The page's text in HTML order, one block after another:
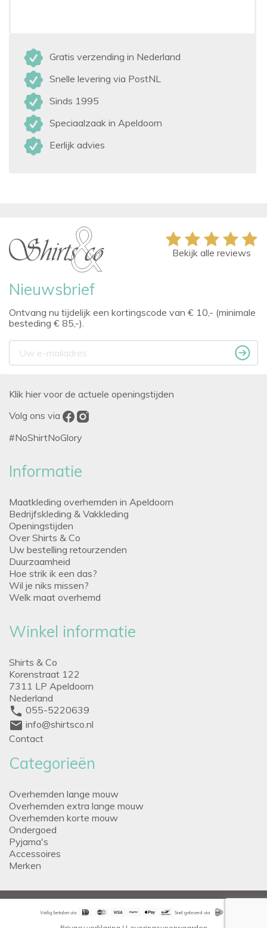
Gratis verzending in Nederland
Snelle levering via PostNL
Sinds 1995
Speciaalzaak in Apeldoorn
Eerlijk advies
Nieuwsbrief
Ontvang nu tijdelijk een kortingscode van € 10,- (minimale
besteding € 85,-).
Bekijk alle reviews
Klik hier voor de actuele openingstijden
Volg ons via
#NoShirtNoGlory
Informatie
Maatkleding overhemden in Apeldoorn
Bedrijfskleding & Vakkleding
Openingstijden
Over Shirts & Co
Uw bestelling retourzenden
Duurzaamheid
Hoe strik ik een das?
Wil je niks missen?
Welk maat overhemd
Winkel informatie
Shirts & Co
Korenstraat 122
7311 LP Apeldoorn
Nederland
phone 055-5220639
mail info@shirtsco.nl
Contact
Categorieën
Overhemden lange mouw
Overhemden extra lange mouw
Overhemden korte mouw
Ondergoed
Pyjama's
Accessoires
Merken
Veilig betalen via Snel geleverd via